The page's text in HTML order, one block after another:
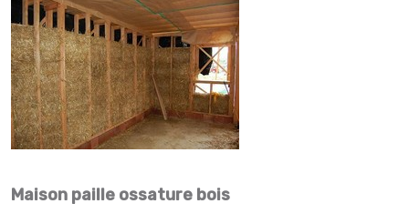
Maison paille ossature bois